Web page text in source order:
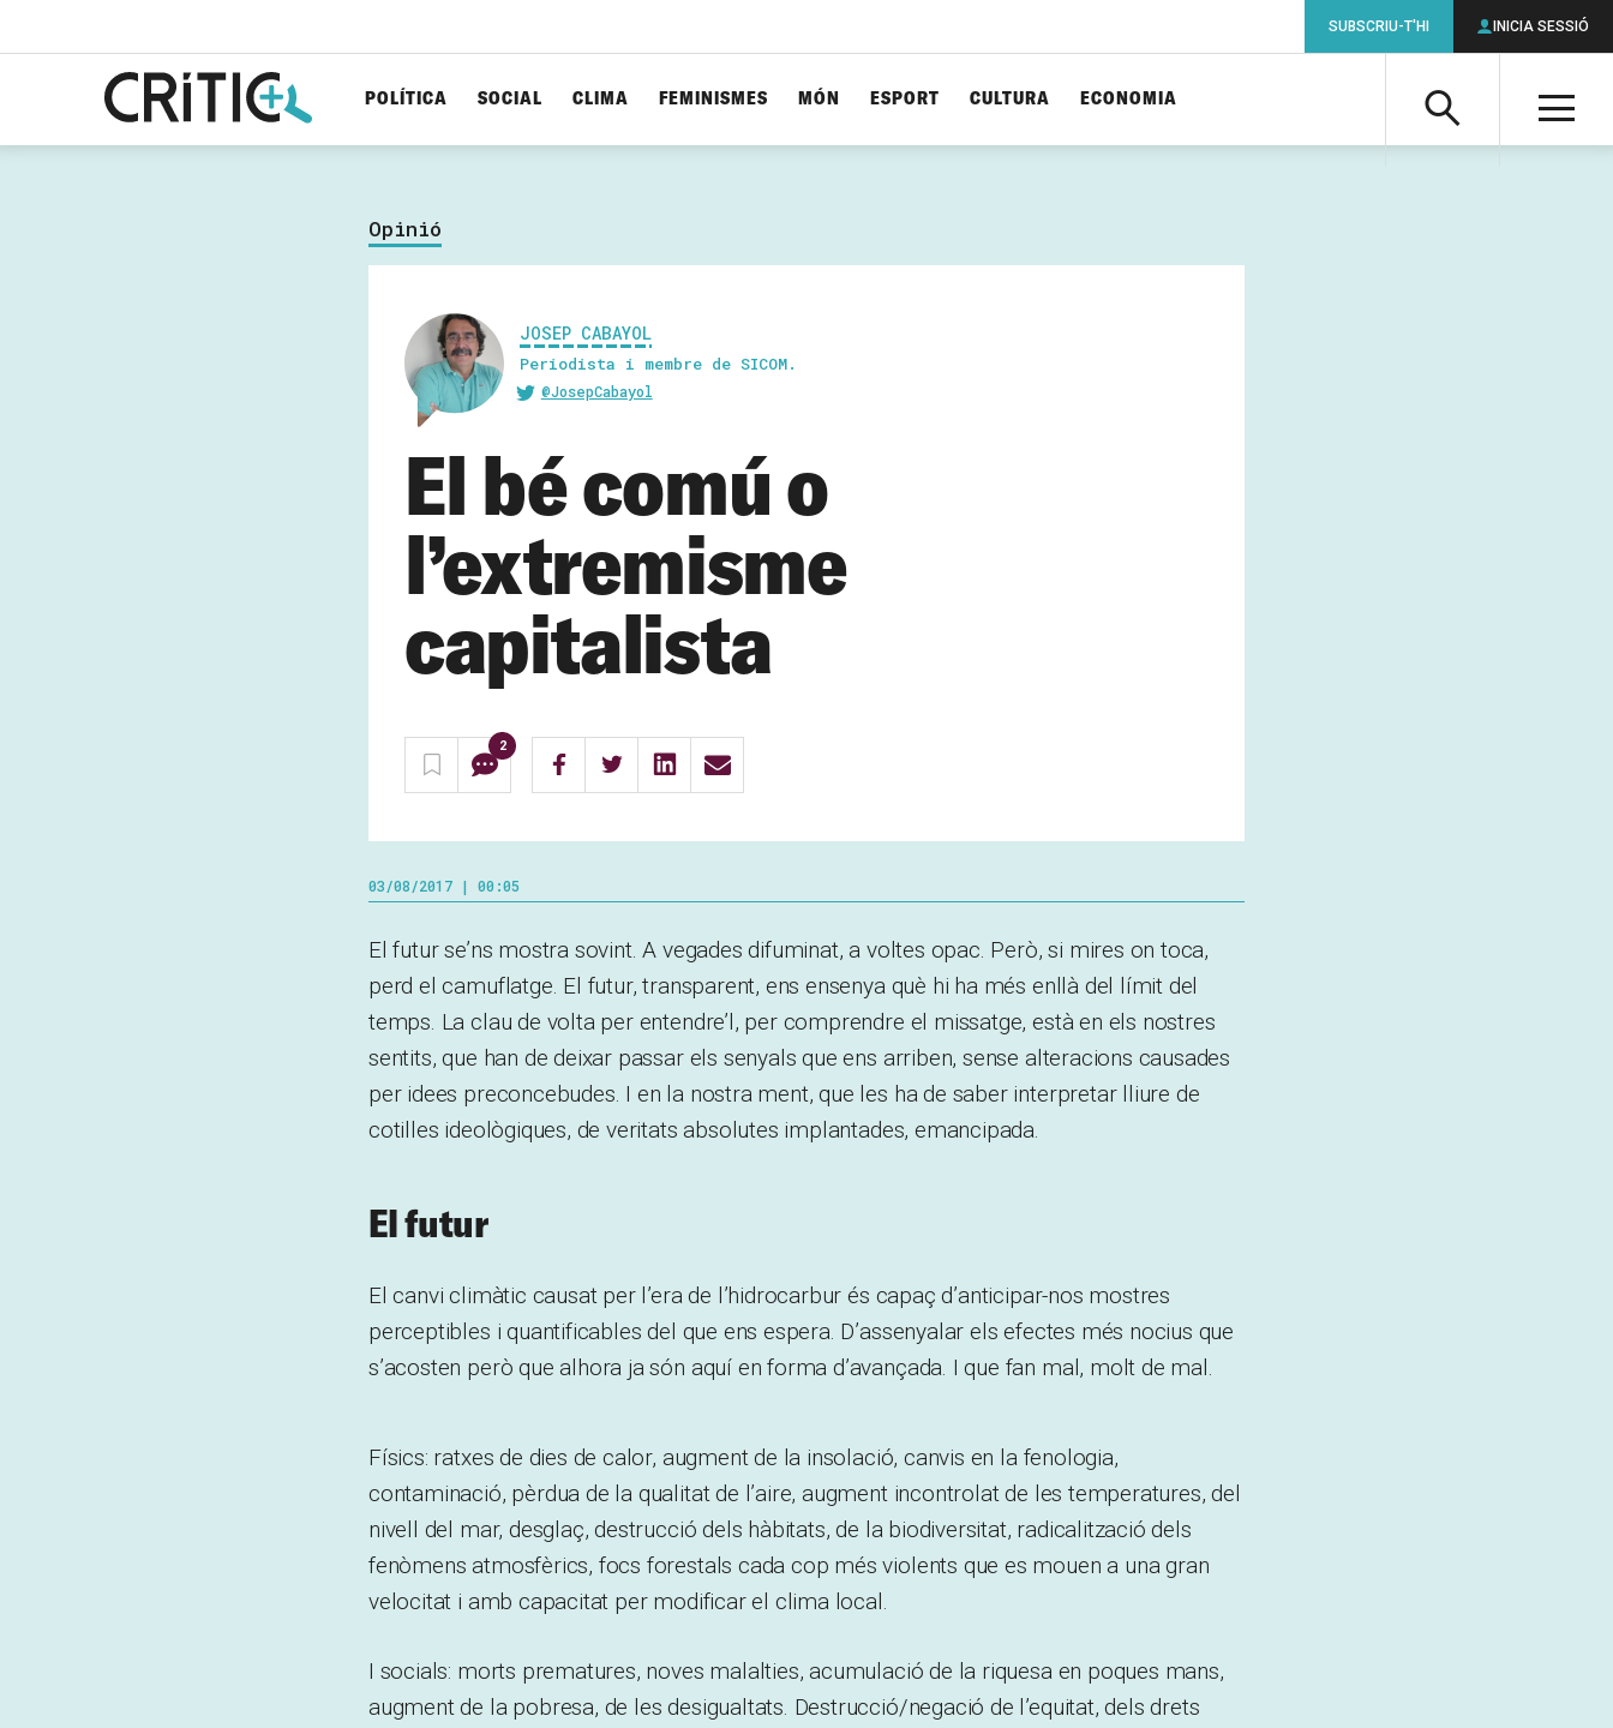
Cerca
POLÍTICA SOCIAL CLIMA FEMINISMES MÓN ESPORT CULTURA ECONOMIA
SUBSCRIU-T'HI INICIA SESSIÓ
Opinió
JOSEP CABAYOL
Periodista i membre de SICOM.
@JosepCabayol
El bé comú o
l’extremisme
capitalista
2
03/08/2017 | 00:05
El futur se’ns mostra sovint. A vegades difuminat, a voltes opac. Però, si mires on toca,
perd el camuflatge. El futur, transparent, ens ensenya què hi ha més enllà del límit del
temps. La clau de volta per entendre’l, per comprendre el missatge, està en els nostres
sentits, que han de deixar passar els senyals que ens arriben, sense alteracions causades
per idees preconcebudes. I en la nostra ment, que les ha de saber interpretar lliure de
cotilles ideològiques, de veritats absolutes implantades, emancipada.
El futur
El canvi climàtic causat per l’era de l’hidrocarbur és capaç d’anticipar-nos mostres
perceptibles i quantificables del que ens espera. D’assenyalar els efectes més nocius que
s’acosten però que alhora ja són aquí en forma d’avançada. I que fan mal, molt de mal.
Físics: ratxes de dies de calor, augment de la insolació, canvis en la fenologia,
contaminació, pèrdua de la qualitat de l’aire, augment incontrolat de les temperatures, del
nivell del mar, desglaç, destrucció dels hàbitats, de la biodiversitat, radicalització dels
fenòmens atmosfèrics, focs forestals cada cop més violents que es mouen a una gran
velocitat i amb capacitat per modificar el clima local.
I socials: morts prematures, noves malalties, acumulació de la riquesa en poques mans,
augment de la pobresa, de les desigualtats. Destrucció/negació de l’equitat, dels drets